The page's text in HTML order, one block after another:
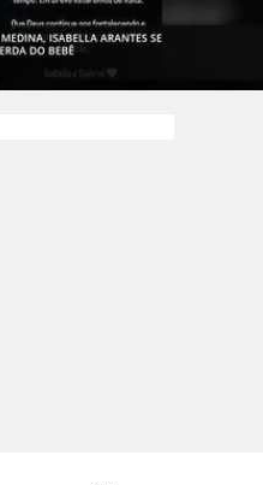
não tinha condições
era conhecida de Cyntia,
intermediou o contato
de adoção. Em 31 de